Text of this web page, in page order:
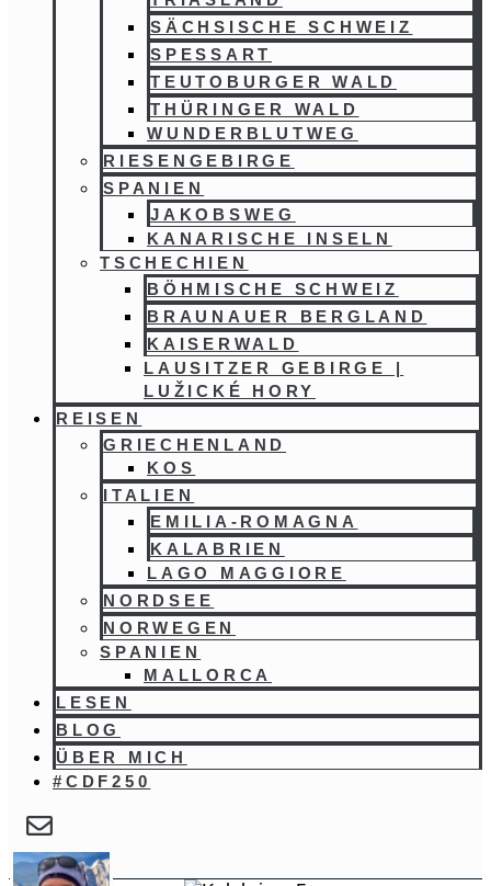
SÄCHSISCHE SCHWEIZ
SPESSART
TEUTOBURGER WALD
THÜRINGER WALD
WUNDERBLUTWEG
RIESENGEBIRGE
SPANIEN
JAKOBSWEG
KANARISCHE INSELN
TSCHECHIEN
BÖHMISCHE SCHWEIZ
BRAUNAUER BERGLAND
KAISERWALD
LAUSITZER GEBIRGE |
LUŽICKÉ HORY
REISEN
GRIECHENLAND
KOS
ITALIEN
EMILIA-ROMAGNA
KALABRIEN
LAGO MAGGIORE
NORDSEE
NORWEGEN
SPANIEN
MALLORCA
LESEN
BLOG
ÜBER MICH
#CDF250